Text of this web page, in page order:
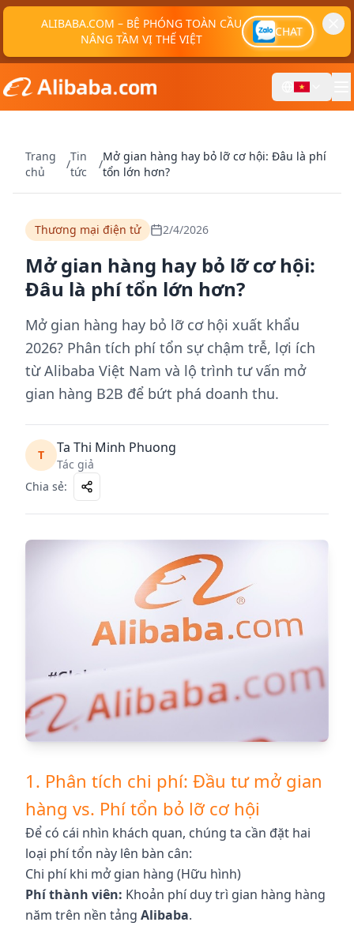
ALIBABA.COM – BỆ PHÓNG TOÀN CẦU
NÂNG TẦM VỊ THẾ VIỆT
CHAT
Trang
chủ
/
Tin
tức
/
Mở gian hàng hay bỏ lỡ cơ hội: Đâu là phí
tổn lớn hơn?
Thương mại điện tử 2/4/2026
Mở gian hàng hay bỏ lỡ cơ hội:
Đâu là phí tổn lớn hơn?
Mở gian hàng hay bỏ lỡ cơ hội xuất khẩu
2026? Phân tích phí tổn sự chậm trễ, lợi ích
từ Alibaba Việt Nam và lộ trình tư vấn mở
gian hàng B2B để bứt phá doanh thu.
T Ta Thi Minh Phuong
Tác giả
Chia sẻ:
1. Phân tích chi phí: Đầu tư mở gian
hàng vs. Phí tổn bỏ lỡ cơ hội
Để có cái nhìn khách quan, chúng ta cần đặt hai
loại phí tổn này lên bàn cân:
Chi phí khi mở gian hàng (Hữu hình)
Phí thành viên: Khoản phí duy trì gian hàng hàng
năm trên nền tảng Alibaba.